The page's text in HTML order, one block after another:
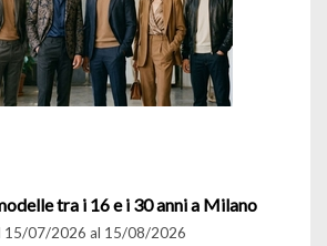
tra i 16 e i 30 anni a Milano
15/07/2026 al 15/08/2026